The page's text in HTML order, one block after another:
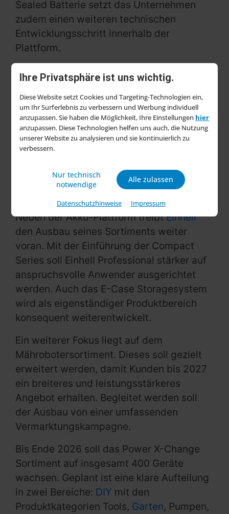
Ihre Privatsphäre ist uns wichtig.
Diese Website setzt Cookies und Targeting-Technologien ein,
um Ihr Surferlebnis zu verbessern und Werbung individuell
anzupassen. Sie haben die Möglichkeit, Ihre Einstellungen hier
anzupassen. Diese Technologien helfen uns auch, die Nutzung
unserer Website zu analysieren und sie kontinuierlich zu
verbessern.
Nur technisch
notwendige
Alle zulassen
Datenschutzhinweise Impressum
Sealed Batterie setzt das Unternehmen
zudem einen weiteren technischen
Entwicklungsschritt innerhalb der
Plattform.
„Die Power X-Change Plattform ist unser
stärkstes Argument – im Markt, bei
unseren Kunden und für unsere weitere
Wachstumsstrategie. Das Geschäftsjahr
2026 wird das eindrucksvoll bestätigen“,
sagt Andreas Kroiss, CEO der Einhell
Sortiment wächst in
mehreren Bereichen
Neben der Akku-Plattform treibtEinhell
den Ausbau seines Sortiments weiter
voran. Mit der Einführung der Compact
Series soll Einhell Professional stärker auf
anspruchsvolle Anwender ausgerichtet
werden. Auch das E-Case Storagesystem
wird als eigenständiger Produktbereich
konsequent weiterentwickelt.
Ein weiterer Fokus liegt auf dem
Mährobotersortiment. Dieses soll gezielt
erweitert werden, damit Kunden bis 2027
ein breiteres und leistungsstärkeres
Angebot erhalten. Begleitet werden soll
der Ausbau von einer umfassenden
Vermarktungskampagne.
Bis Ende 2026 soll das Power X-Change
Sortiment auf insgesamt 400 Geräte
wachsen. Geplant ist eine klare Aufteilung
in zwei Bereiche: DIY mit den
Produktkategorien Tools, Garten, Pumpen,